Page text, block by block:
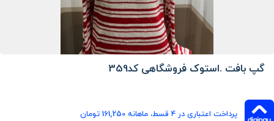
گپ بافت .استوک فروشگاهی کد359
پرداخت اعتباری در ۴ قسط، ماهانه 161,250 تومان